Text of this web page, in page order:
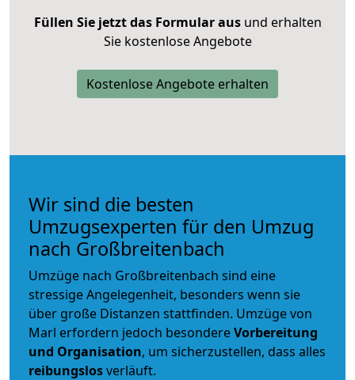
Füllen Sie jetzt das Formular ausund erhalten
Sie kostenlose Angebote
Kostenlose Angebote erhalten
Wir sind die besten
Umzugsexperten für den Umzug
nach Großbreitenbach
Umzüge nach Großbreitenbach sind eine
stressige Angelegenheit, besonders wenn sie
über große Distanzen stattfinden. Umzüge von
Marl erfordern jedoch besondereVorbereitung
und Organisation, um sicherzustellen, dass alles
reibungslosverläuft.